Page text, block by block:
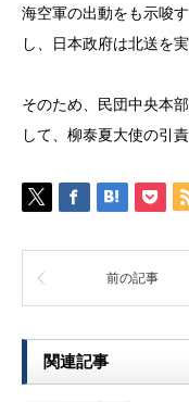
海空軍の出動をも示唆
し、日本政府は北送を
そのため、民団中央本
して、柳泰夏大使の引
前の記事
関連記事